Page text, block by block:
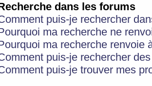
dans les forums
puis-je rechercher
ma recherche ne
ma recherche renvoie
puis-je rechercher
puis-je trouver mes